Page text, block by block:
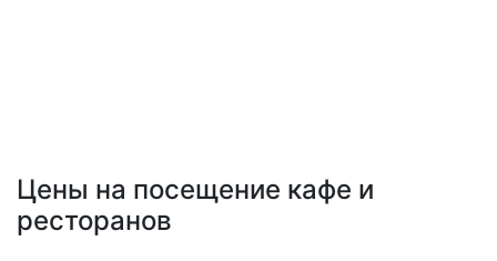
Цены на посещение кафе и
ресторанов